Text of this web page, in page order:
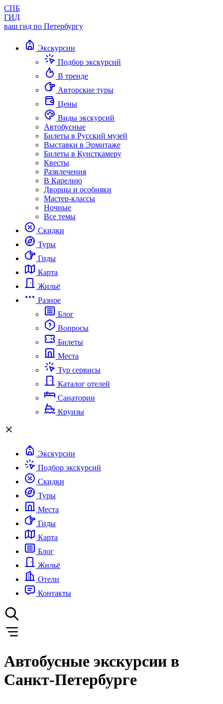
СПБ
ГИД
ваш гид по Петербургу
Экскурсии
Подбор экскурсий
В тренде
Авторские туры
Цены
Виды экскурсий
Автобусные
Билеты в Русский музей
Выставки в Эрмитаже
Билеты в Кунсткамеру
Квесты
Развлечения
В Карелию
Дворцы и особняки
Мастер-классы
Ночные
Все темы
Скидки
Туры
Гиды
Карта
Жильё
Разное
Блог
Вопросы
Билеты
Места
Тур сервисы
Каталог отелей
Санатории
Круизы
Экскурсии
Подбор экскурсий
Скидки
Туры
Места
Гиды
Карта
Блог
Жильё
Отели
Контакты
Автобусные экскурсии в
Санкт-Петербурге